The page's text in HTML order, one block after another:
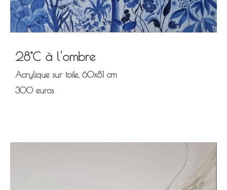
28°C à l'ombre
Acrylique sur toile, 60x81 cm
300 euros